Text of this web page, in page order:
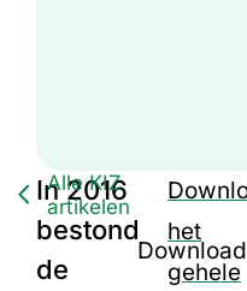
Alle KIZ
artikelen
In 2016
bestond
de
Download
het
gehele